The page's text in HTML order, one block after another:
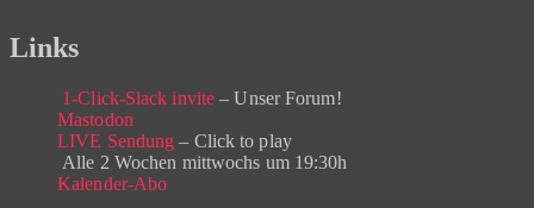
Links
1-Click-Slack invite – Unser Forum!
Mastodon
LIVE Sendung – Click to play
Alle 2 Wochen mittwochs um 19:30h
Kalender-Abo